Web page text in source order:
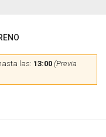
las: 13:00 (Previa